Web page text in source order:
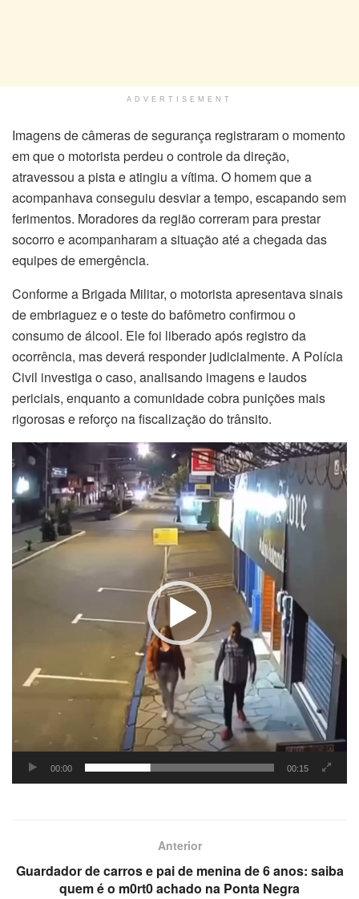
ADVERTISEMENT
Imagens de câmeras de segurança registraram o momento
em que o motorista perdeu o controle da direção,
atravessou a pista e atingiu a vítima. O homem que a
acompanhava conseguiu desviar a tempo, escapando sem
ferimentos. Moradores da região correram para prestar
socorro e acompanharam a situação até a chegada das
equipes de emergência.
Conforme a Brigada Militar, o motorista apresentava sinais
de embriaguez e o teste do bafômetro confirmou o
consumo de álcool. Ele foi liberado após registro da
ocorrência, mas deverá responder judicialmente. A Polícia
Civil investiga o caso, analisando imagens e laudos
periciais, enquanto a comunidade cobra punições mais
rigorosas e reforço na fiscalização do trânsito.
Tocador
de
vídeo
00:00 00:15
Anterior
Guardador de carros e pai de menina de 6 anos: saiba
quem é o m0rt0 achado na Ponta Negra